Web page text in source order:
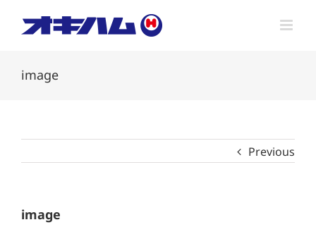
image
Previous
image